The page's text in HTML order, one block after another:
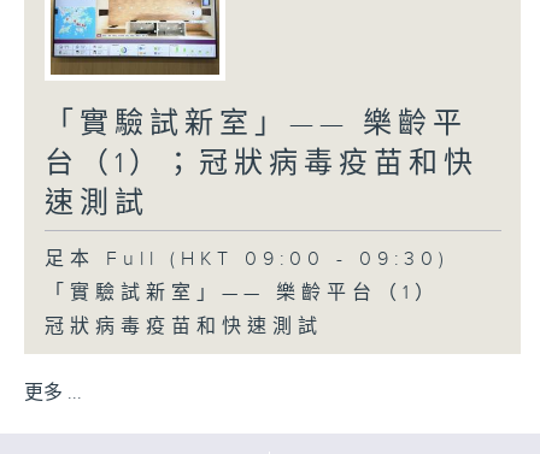
「實驗試新室」—— 樂齡平
台（1）；冠狀病毒疫苗和快
速測試
足本 Full (HKT 09:00 - 09:30)
「實驗試新室」—— 樂齡平台（1）
冠狀病毒疫苗和快速測試
更多 ...